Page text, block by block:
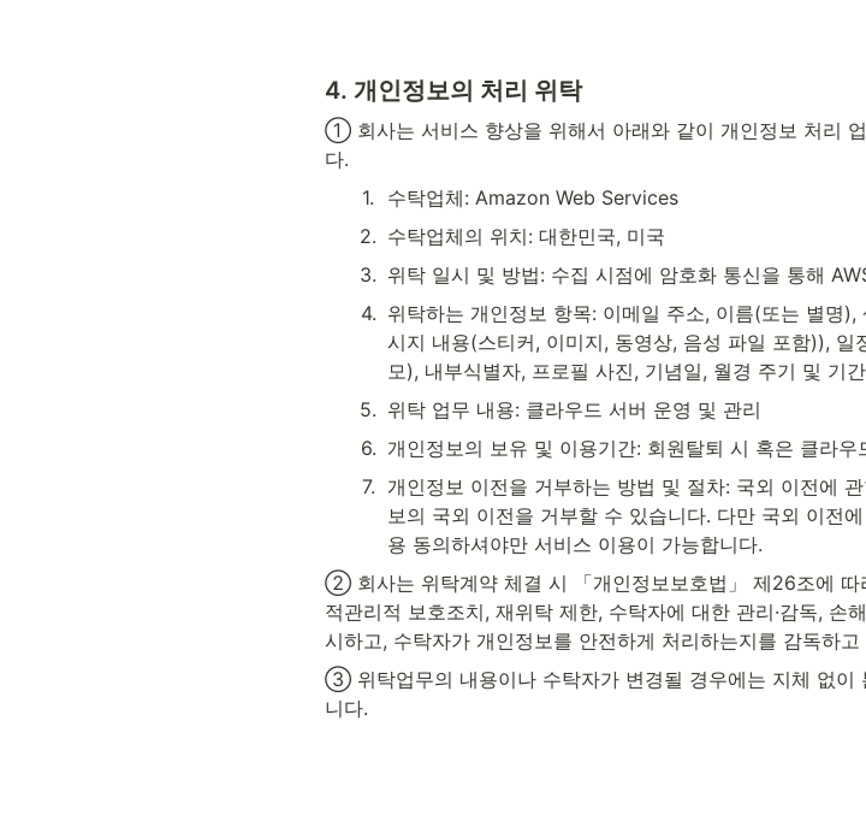
4. 개인정보의 처리 위탁
① 회사는 서비스 향상을 위해서 아래와 같이 개인정보 처리
다.
1.
수탁업체: Amazon Web Services
2. 수탁업체의 위치: 대한민국, 미국
3. 위탁 일시 및 방법: 수집 시점에 암호화 통신을 통해
4. 위탁하는 개인정보 항목: 이메일 주소, 이름(또는 별명
시지 내용(스티커, 이미지, 동영상, 음성 파일 포함)),
모), 내부식별자, 프로필 사진, 기념일, 월경 주기 및 기
5. 위탁 업무 내용: 클라우드 서버 운영 및 관리
6. 개인정보의 보유 및 이용기간: 회원탈퇴 시 혹은 클라우
7. 개인정보 이전을 거부하는 방법 및 절차: 국외 이전에
보의 국외 이전을 거부할 수 있습니다. 다만 국외 이전
용 동의하셔야만 서비스 이용이 가능합니다.
② 회사는 위탁계약 체결 시 「개인정보보호법」 제26조에 따
적관리적 보호조치, 재위탁 제한, 수탁자에 대한 관리·감독, 손
시하고, 수탁자가 개인정보를 안전하게 처리하는지를 감독하고
③ 위탁업무의 내용이나 수탁자가 변경될 경우에는 지체 없이
니다.